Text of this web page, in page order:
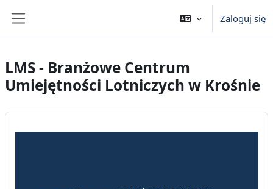
Zaloguj się
LMS - Branżowe Centrum
Umiejętności Lotniczych w Krośnie